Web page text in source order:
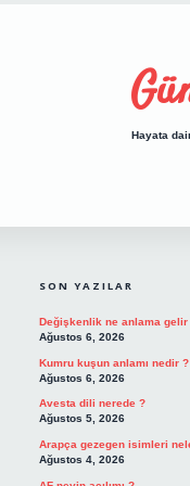
Hayata
SON YAZILAR
Değişkenlik ne anlama gelir
Ağustos 6, 2026
Kumru kuşun anlamı nedir ?
Ağustos 6, 2026
Avesta dili nerede ?
Ağustos 5, 2026
Arapça gezegen isimleri
Ağustos 4, 2026